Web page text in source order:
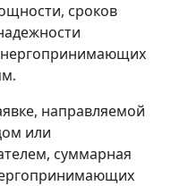
сроков
направляемой
или
суммарная